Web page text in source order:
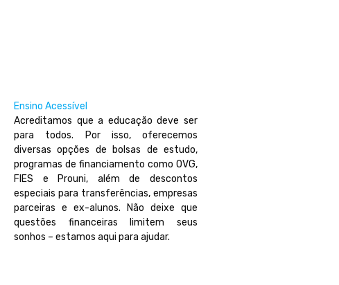
Ensino Acessível
Acreditamos que a educação deve ser
para todos. Por isso, oferecemos
diversas opções de bolsas de estudo,
programas de financiamento como OVG,
FIES e Prouni, além de descontos
especiais para transferências, empresas
parceiras e ex-alunos. Não deixe que
questões financeiras limitem seus
sonhos – estamos aqui para ajudar.